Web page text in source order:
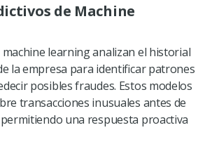
de Machine
learning analizan el historial
la empresa para identificar patrones
posibles fraudes. Estos modelos
transacciones inusuales antes de
una respuesta proactiva